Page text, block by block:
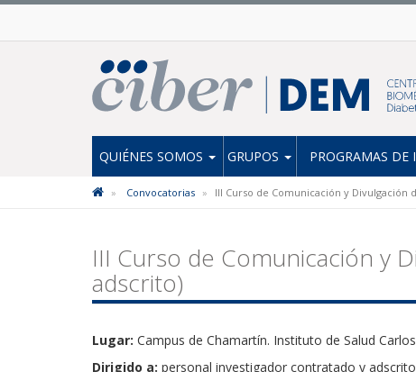
QUIÉNES SOMOS GRUPOS PROGRAMAS DE
Convocatorias III Curso de Comunicación y Divulgación
III Curso de Comunicación y
adscrito)
Lugar: Campus de Chamartín. Instituto de Salud
Dirigido a: personal investigador contratado y adscrito